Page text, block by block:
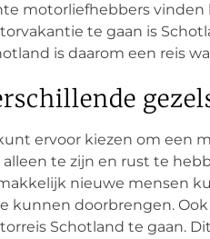
motorliefhebbers
te gaan is
is daarom een reis
ervoor kiezen om een
te zijn en rust te
nieuwe mensen
kunnen doorbrengen.
Schotland te gaan.